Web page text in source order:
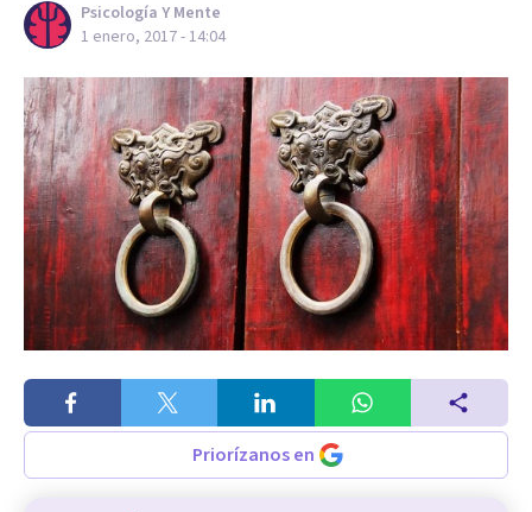
Psicología Y Mente
1 enero, 2017 - 14:04
Priorízanos en